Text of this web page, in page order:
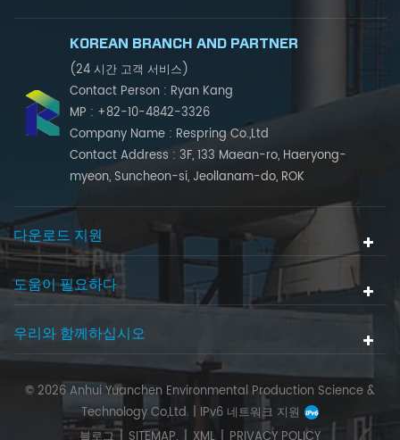
KOREAN BRANCH AND PARTNER
(24 시간 고객 서비스)
Contact Person : Ryan Kang
MP : +82-10-4842-3326
Company Name : Respring Co.,Ltd
Contact Address : 3F, 133 Maean-ro, Haeryong-
myeon, Suncheon-si, Jeollanam-do, ROK
다운로드 지원
도움이 필요하다
우리와 함께하십시오
© 2026 Anhui Yuanchen Environmental Production Science &
Technology Co,Ltd. | IPv6 네트워크 지원